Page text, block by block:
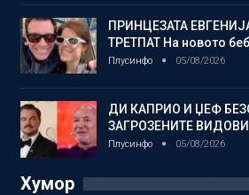
ПРИНЦЕЗАТА
ТРЕТПАТ На новото
Плусинфо 05/08/2026
ДИ КАПРИО И ЏЕФ
ЗАГРОЗЕНИТЕ
Плусинфо 05/08/2026
Хумор